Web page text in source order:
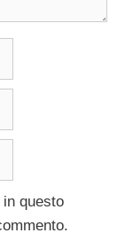
questo